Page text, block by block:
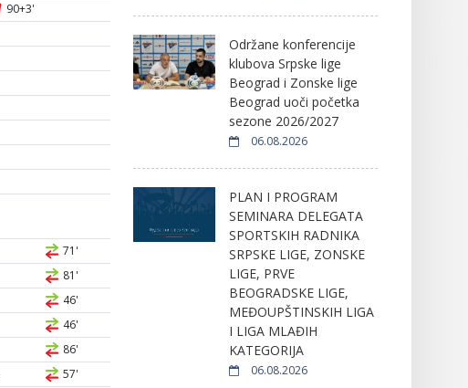
90+3'
71'
81'
46'
46'
86'
57'
Održane konferencije
klubova Srpske lige
Beograd i Zonske lige
Beograd uoči početka
sezone 2026/2027
06.08.2026
PLAN I PROGRAM
SEMINARA DELEGATA
SPORTSKIH RADNIKA
SRPSKE LIGE, ZONSKE
LIGE, PRVE
BEOGRADSKE LIGE,
MEĐOUPŠTINSKIH LIGA
I LIGA MLAĐIH
KATEGORIJA
06.08.2026